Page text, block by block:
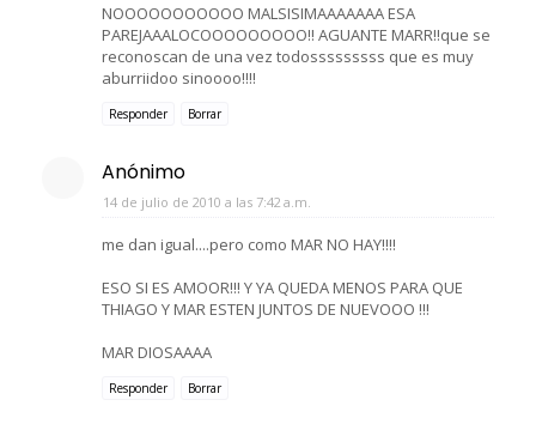
NOOOOOOOOOOO MALSISIMAAAAAAA ESA
PAREJAAALOCOOOOOOOOO!! AGUANTE MARR!!que se
reconoscan de una vez todosssssssss que es muy
aburriidoo sinoooo!!!!
Responder Borrar
Anónimo
14 de julio de 2010 a las 7:42 a.m.
me dan igual....pero como MAR NO HAY!!!!
ESO SI ES AMOOR!!! Y YA QUEDA MENOS PARA QUE
THIAGO Y MAR ESTEN JUNTOS DE NUEVOOO !!!
MAR DIOSAAAA
Responder Borrar